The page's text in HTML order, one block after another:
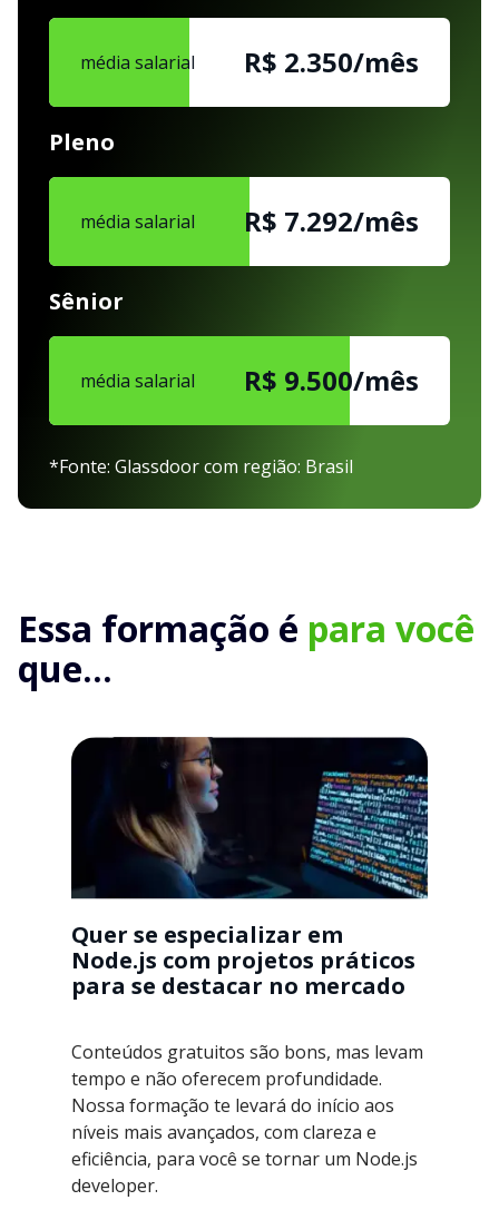
média salarial R$ 2.350/mês
Pleno
média salarial R$ 7.292/mês
Sênior
média salarial R$ 9.500/mês
*Fonte: Glassdoor com região: Brasil
Essa formação é para você
que...
Quer se especializar em
Node.js com projetos práticos
para se destacar no mercado
Conteúdos gratuitos são bons, mas levam
tempo e não oferecem profundidade.
Nossa formação te levará do início aos
níveis mais avançados, com clareza e
eficiência, para você se tornar um Node.js
developer.